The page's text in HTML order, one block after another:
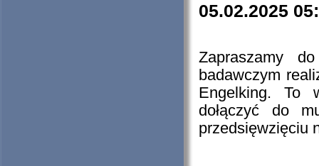
05.02.2025
Zapraszamy
badawczym
Engelking. To
dołączyć do
przedsięwzięciu